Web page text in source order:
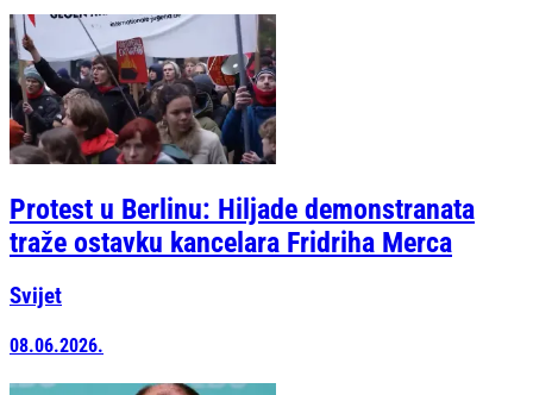
Protest u Berlinu: Hiljade demonstranata
traže ostavku kancelara Fridriha Merca
Svijet
08.06.2026.